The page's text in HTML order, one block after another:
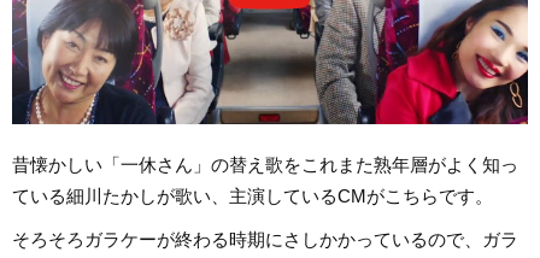
昔懐かしい「一休さん」の替え歌をこれまた熟年層がよく知っ
ている細川たかしが歌い、主演しているCMがこちらです。
そろそろガラケーが終わる時期にさしかかっているので、ガラ